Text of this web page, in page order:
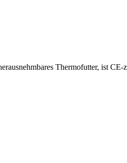
Thermofutter, ist CE-